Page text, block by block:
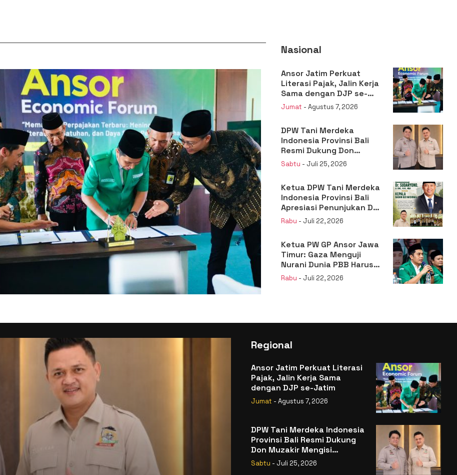
Nasional
Ansor Jatim Perkuat
Literasi Pajak, Jalin Kerja
Sama dengan DJP se-
Jatim
Jumat - Agustus 7, 2026
DPW Tani Merdeka
Indonesia Provinsi Bali
Resmi Dukung Don
Muzakir Mengisi Jabatan
Wakil Menteri Pertanian
Sabtu - Juli 25, 2026
Ketua DPW Tani Merdeka
Indonesia Provinsi Bali
Apresiasi Penunjukan Dr.
Sudaryono sebagai
Kepala Badan Gizi
Rabu - Juli 22, 2026
Ketua PW GP Ansor Jawa
Timur: Gaza Menguji
Nurani Dunia PBB Harus
Reformasi Total atau
Kehilangan Legitimasi
Rabu - Juli 22, 2026
Regional
Ansor Jatim Perkuat Literasi
Pajak, Jalin Kerja Sama
dengan DJP se-Jatim
Jumat - Agustus 7, 2026
DPW Tani Merdeka Indonesia
Provinsi Bali Resmi Dukung
Don Muzakir Mengisi
Jabatan Wakil Menteri
Pertanian RI
Sabtu - Juli 25, 2026